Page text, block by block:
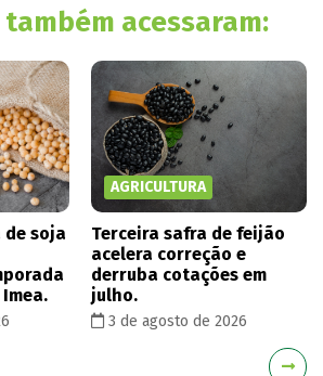
acessaram:
de soja
AGRICULTURA
Terceira safra de feijão
acelera correção e
derruba cotações em
julho.
3 de agosto de 2026